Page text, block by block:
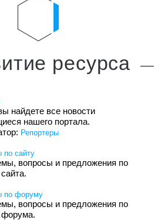
ресурса
найдете все новости
нашего портала.
Репортеры
по сайту
вопросы и предложения по
по форуму
вопросы и предложения по
форума.